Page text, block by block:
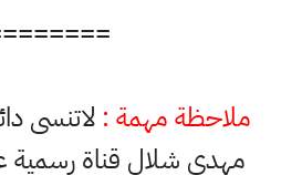
ملاحظة مهمة : لاتنسى
مهدي شلال قناة رسمية